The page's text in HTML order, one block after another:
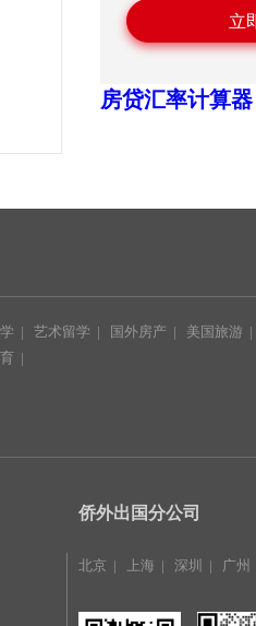
房贷汇率计算器
| 艺术留学 | 国外房产 | 美国旅游 |
|
侨外出国分公司
北京 | 上海 | 深圳 | 广州